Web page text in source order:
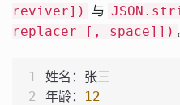
reviver])
与
replacer [, space]])
姓名：张三
年龄：
12